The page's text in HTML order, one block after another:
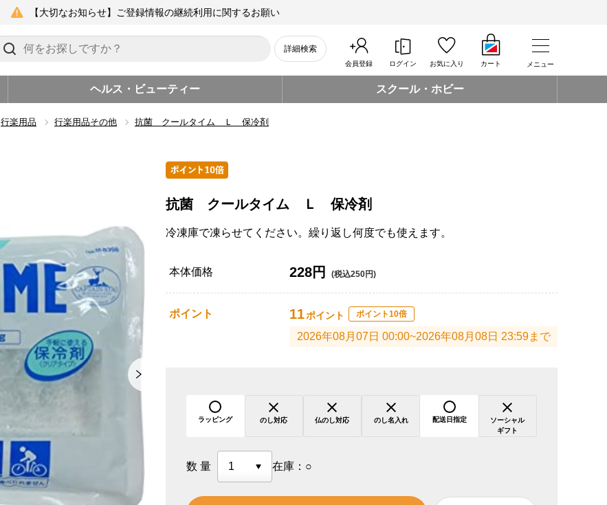
【大切なお知らせ】ご登録情報の継続利用に関するお願い
詳細検索
会員登録 ログイン お気に入り カート メニュー
ヘルス・ビューティー スクール・ホビー
行楽用品 行楽用品その他 抗菌 クールタイム Ｌ 保冷剤
抗菌 クールタイム Ｌ 保冷剤
冷凍庫で凍らせてください。繰り返し何度でも使えます。
本体価格 228円 (税込250円)
ポイント 11ポイント ポイント10倍
2026年08月07日 00:00~2026年08月08日 23:59まで
ラッピング のし対応 仏のし対応 のし名入れ 配送日指定
ソーシャル
ギフト
数量 在庫： ○